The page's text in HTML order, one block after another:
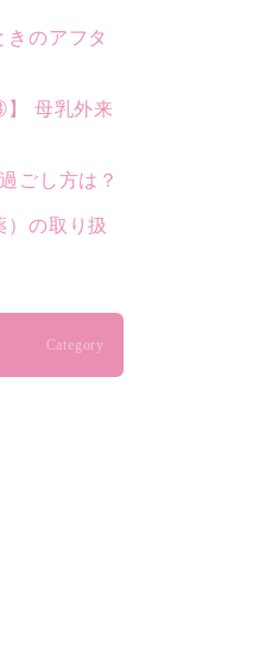
のアフタ
】 母乳外来
ごし方は？
）の取り扱
Category